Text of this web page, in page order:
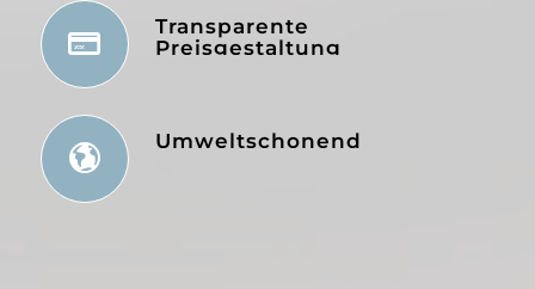
Transparente
Preisgestaltung
Umweltschonend